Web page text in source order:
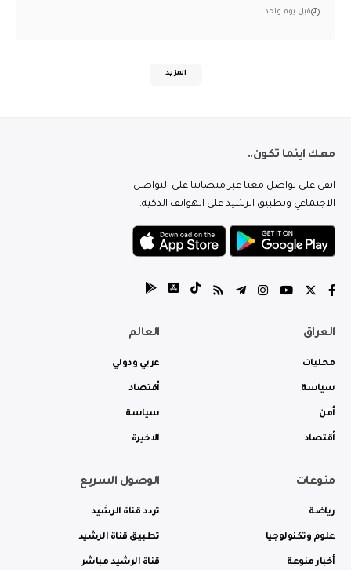
قبل يوم واحد
المزيد
معك اينما تكون..
ابقى على تواصل معنا عبر منصاتنا على التواصل
الاجتماعي وتطبيق الرشيد على الهواتف الذكية.
العراق
محليات
سياسة
أمن
أقتصاد
العالم
عربي ودولي
أقتصاد
سياسة
الاخيرة
منوعات
رياضة
علوم وتكنولوجيا
أخبار منوعة
الوصول السريع
تردد قناة الرشيد
تطبيق قناة الرشيد
قناة الرشيد مباشر